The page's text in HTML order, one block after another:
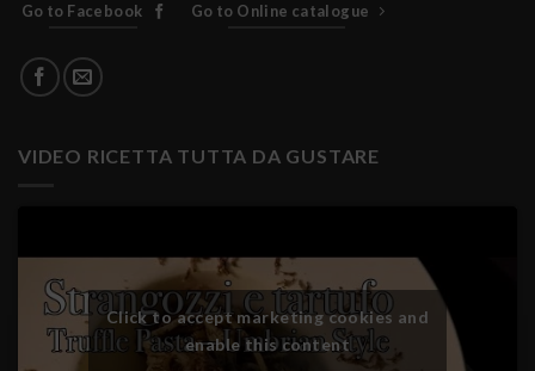
Go to Facebook Go to Online catalogue
VIDEO RICETTA TUTTA DA GUSTARE
Click to accept marketing cookies and
enable this content